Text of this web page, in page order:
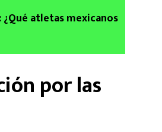
¿Qué atletas mexicanos
por las